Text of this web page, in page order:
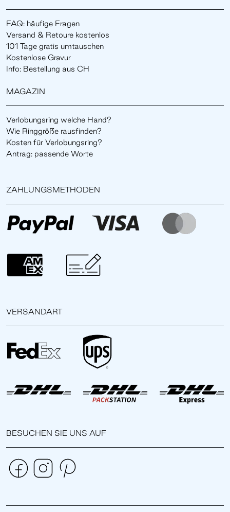
FAQ: häufige Fragen
Versand & Retoure kostenlos
101 Tage gratis umtauschen
Kostenlose Gravur
Info: Bestellung aus CH
MAGAZIN
Verlobungsring welche Hand?
Wie Ringgröße rausfinden?
Kosten für Verlobungsring?
Antrag: passende Worte
ZAHLUNGSMETHODEN
VERSANDART
BESUCHEN SIE UNS AUF